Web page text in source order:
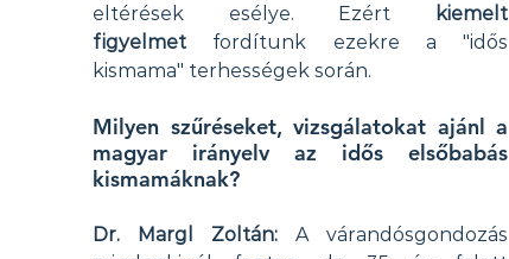
eltérések esélye. Ezért
kiemelt
figyelmet fordítunk ezekre a "idős
kismama" terhességek során.
Milyen szűréseket, vizsgálatokat ajánl a
magyar irányelv az idős elsőbabás
kismamáknak?
Dr. Margl Zoltán: A várandósgondozás